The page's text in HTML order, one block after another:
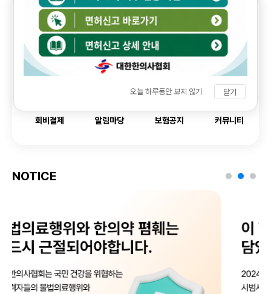
회원
전용
신상신고 보수교육 면허신고
회비결제 알림마당 보험공지 커뮤니티
닫기
오늘 하루동안 보지 않기
NOTICE